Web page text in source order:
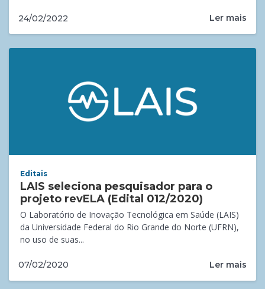
24/02/2022 Ler mais
Editais
LAIS seleciona pesquisador para o
projeto revELA (Edital 012/2020)
O Laboratório de Inovação Tecnológica em Saúde (LAIS)
da Universidade Federal do Rio Grande do Norte (UFRN),
no uso de suas...
07/02/2020 Ler mais